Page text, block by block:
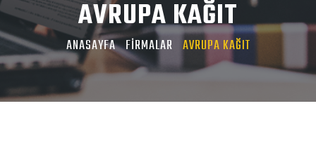
AVRUPA KAĞIT
ANASAYFA FİRMALAR AVRUPA KAĞIT